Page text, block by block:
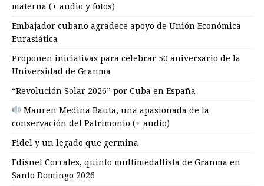
materna (+ audio y fotos)
Embajador cubano agradece apoyo de Unión Económica
Eurasiática
Proponen iniciativas para celebrar 50 aniversario de la
Universidad de Granma
“Revolución Solar 2026” por Cuba en España
Mauren Medina Bauta, una apasionada de la
conservación del Patrimonio (+ audio)
Fidel y un legado que germina
Edisnel Corrales, quinto multimedallista de Granma en
Santo Domingo 2026